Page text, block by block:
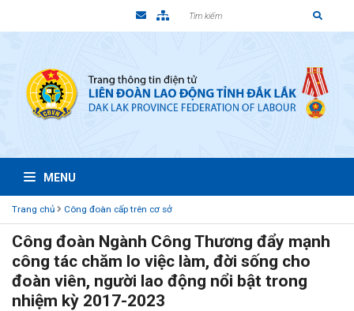
MENU
Trang chủ Công đoàn cấp trên cơ sở
Công đoàn Ngành Công Thương đẩy mạnh
công tác chăm lo việc làm, đời sống cho
đoàn viên, người lao động nổi bật trong
nhiệm kỳ 2017-2023